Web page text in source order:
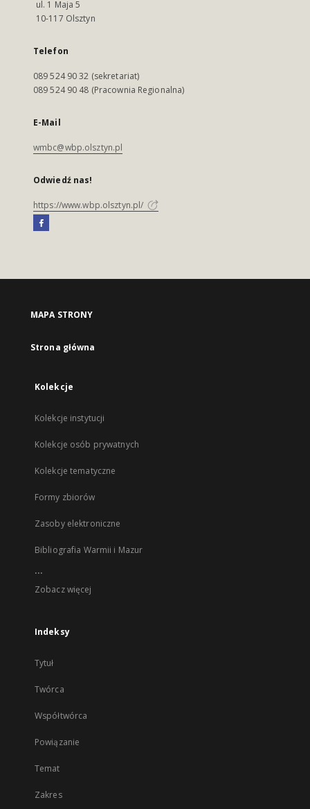
ul. 1 Maja 5
10-117 Olsztyn
Telefon
089 524 90 32 (sekretariat)
089 524 90 48 (Pracownia Regionalna)
E-Mail
wmbc@wbp.olsztyn.pl
Odwiedź nas!
https://www.wbp.olsztyn.pl/
MAPA STRONY
Strona główna
Kolekcje
Kolekcje instytucji
Kolekcje osób prywatnych
Kolekcje tematyczne
Formy zbiorów
Zasoby elektroniczne
Bibliografia Warmii i Mazur
...
Zobacz więcej
Indeksy
Tytuł
Twórca
Współtwórca
Powiązanie
Temat
Zakres